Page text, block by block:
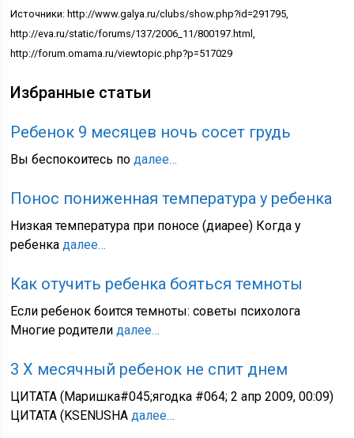
Источники: http://www.galya.ru/clubs/show.php?id=291795,
http://eva.ru/static/forums/137/2006_11/800197.html,
http://forum.omama.ru/viewtopic.php?p=517029
Избранные статьи
Ребенок 9 месяцев ночь сосет грудь
Вы беспокоитесь подалее…
Понос пониженная температура у ребенка
Низкая температура при поносе (диарее) Когда у
ребенкадалее…
Как отучить ребенка бояться темноты
Если ребенок боится темноты: советы психолога
Многие родителидалее…
3 Х месячный ребенок не спит днем
ЦИТАТА (Маришка#045;ягодка #064; 2 апр 2009, 00:09)
ЦИТАТА (KSENUSHAдалее…